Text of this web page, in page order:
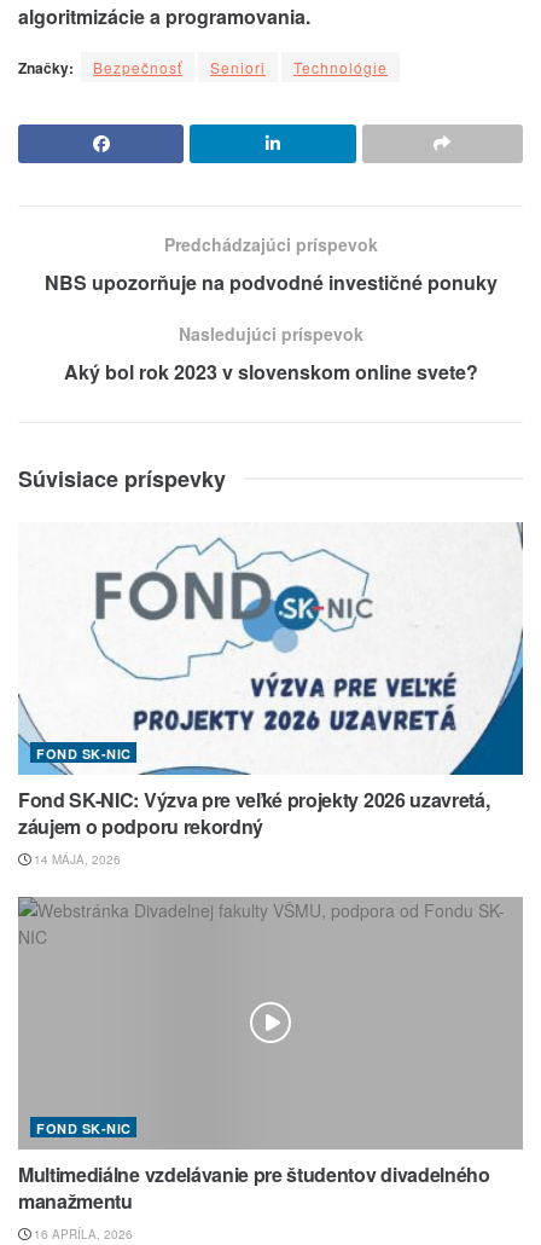
algoritmizácie a programovania.
Značky: Bezpečnosť Seniori Technológie
Predchádzajúci príspevok
NBS upozorňuje na podvodné investičné ponuky
Nasledujúci príspevok
Aký bol rok 2023 v slovenskom online svete?
Súvisiace príspevky
FOND SK-NIC
Fond SK-NIC: Výzva pre veľké projekty 2026 uzavretá,
záujem o podporu rekordný
14 MÁJA, 2026
FOND SK-NIC
Multimediálne vzdelávanie pre študentov divadelného
manažmentu
16 APRÍLA, 2026